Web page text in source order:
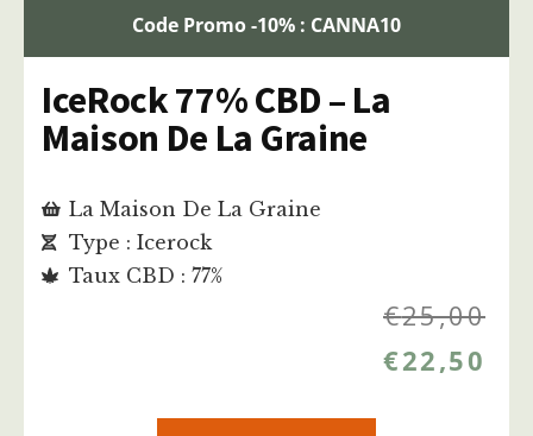
Code Promo -10% : CANNA10
IceRock 77% CBD – La
Maison De La Graine
La Maison De La Graine
Type : Icerock
Taux CBD : 77%
€25,00
€22,50